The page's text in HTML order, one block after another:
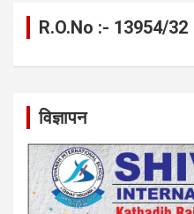
R.O.No :- 13954/32
विज्ञापन